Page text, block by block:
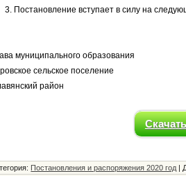
Постановление вступает в силу на
муниципального образования
сельское поселение
район
: Постановления и распоряжения 2020 год |